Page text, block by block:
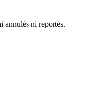
annulés ni reportés.